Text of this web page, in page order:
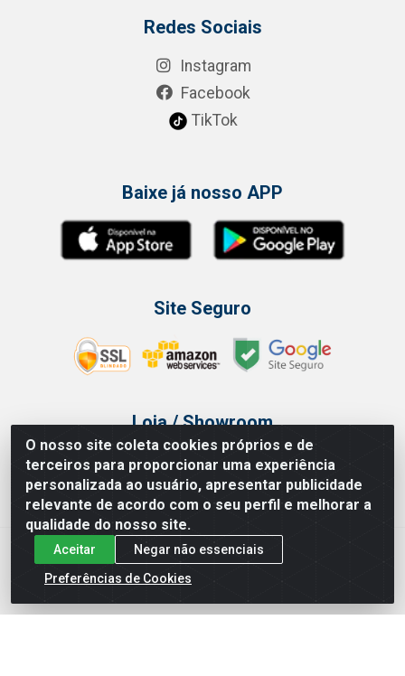
O nosso site coleta cookies próprios e de
terceiros para proporcionar uma experiência
personalizada ao usuário, apresentar publicidade
relevante de acordo com o seu perfil e melhorar a
qualidade do nosso site.
Aceitar
Negar não essenciais
Preferências de Cookies
Redes Sociais
Instagram
Facebook
TikTok
Baixe já nosso APP
Site Seguro
Loja / Showroom
Tel.: (11) 3314 6400
Av Vautier, 468 - Pari - São Paulo/SP
Issam Importação e Exportação LTDA - Av. Vautier, 468 - Pari, São
Paulo/ SP - CEP 03032-000 - CNPJ 00.327.385/0003-68